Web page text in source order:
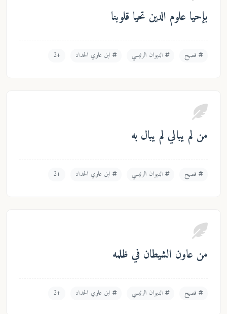
بإحيا علوم الدين تحيا قلوبنا
فصيح الديوان الرئيسي ابن علوي الحداد +2
من لم يبالي لم يبال به
فصيح الديوان الرئيسي ابن علوي الحداد +2
من عاون الشيطان في ظلمه
فصيح الديوان الرئيسي ابن علوي الحداد +2